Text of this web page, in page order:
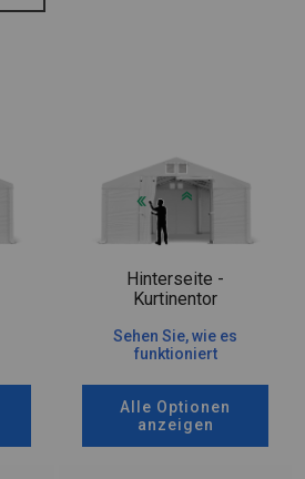
Hinterseite -
Kurtinentor
Sehen Sie, wie es
funktioniert
Alle Optionen
anzeigen